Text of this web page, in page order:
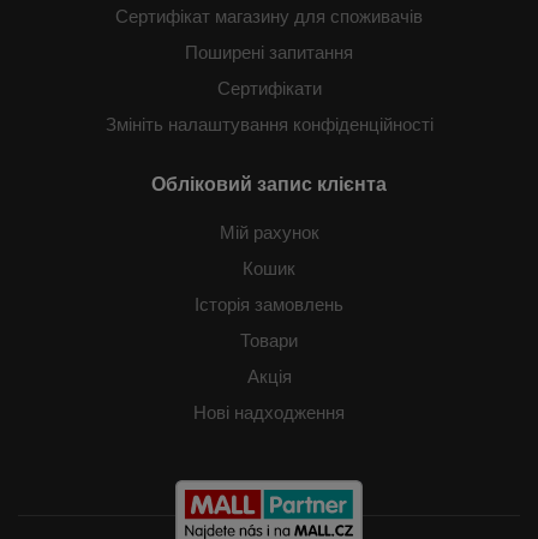
Сертифікат магазину для споживачів
Поширені запитання
Сертифікати
Змініть налаштування конфіденційності
Обліковий запис клієнта
Мій рахунок
Кошик
Історія замовлень
Товари
Акція
Нові надходження